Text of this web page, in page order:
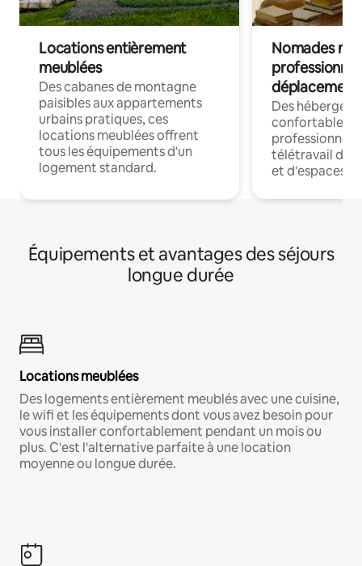
Locations entièrement
meublées
Des cabanes de montagne
paisibles aux appartements
urbains pratiques, ces
locations meublées offrent
tous les équipements d'un
logement standard.
Nomades
déplacement
Des
confortables
professionnels
télétravail
et d'espaces
Équipements et avantages des séjours
longue durée
Locations meublées
Des logements entièrement meublés avec une cuisine,
le wifi et les équipements dont vous avez besoin pour
vous installer confortablement pendant un mois ou
plus. C'est l'alternative parfaite à une location
moyenne ou longue durée.